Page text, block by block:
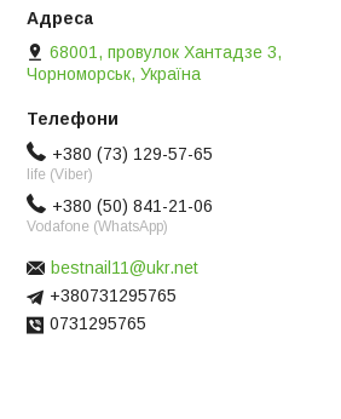
68001, провулок Хантадзе 3,
Чорноморськ, Україна
+380 (73) 129-57-65
life (Viber)
+380 (50) 841-21-06
Vodafone (WhatsApp)
bestnail11@ukr.net
+380731295765
0731295765